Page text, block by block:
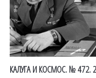
КАЛУГА И КОСМОС. № 472.